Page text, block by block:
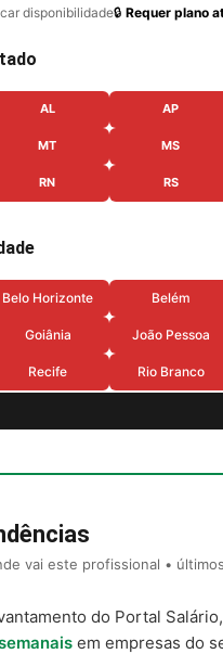
disponibilidade🔒 Requer plano
AL AP
MT MS
RN RS
Belo Horizonte Belém
Goiânia João Pessoa
Recife Rio Branco
vai este profissional •
do Portal
em empresas do